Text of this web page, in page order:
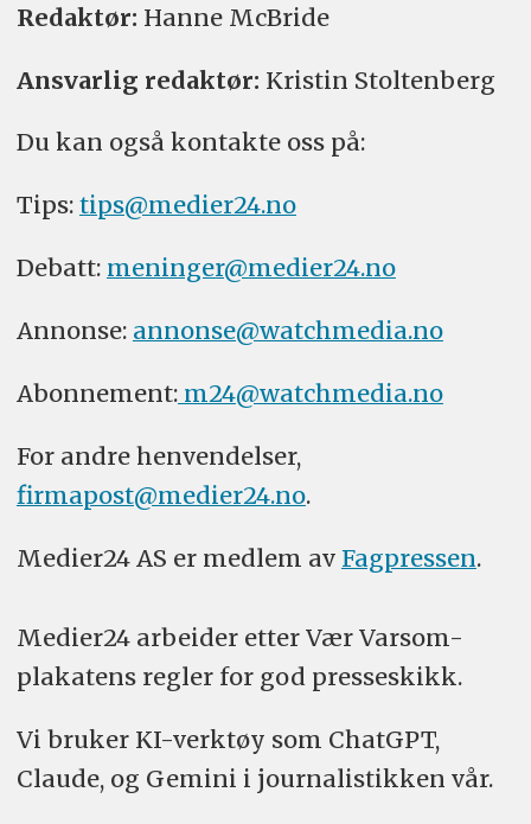
Redaktør: Hanne McBride
Ansvarlig redaktør: Kristin Stoltenberg
Du kan også kontakte oss på:
Tips: tips@medier24.no
Debatt: meninger@medier24.no
Annonse: annonse@watchmedia.no
Abonnement:m24@watchmedia.no
For andre henvendelser,
firmapost@medier24.no.
Medier24 AS er medlem av Fagpressen.
Medier24 arbeider etter Vær Varsom-
plakatens regler for god presseskikk.
Vi bruker KI-verktøy som ChatGPT,
Claude, og Gemini i journalistikken vår.